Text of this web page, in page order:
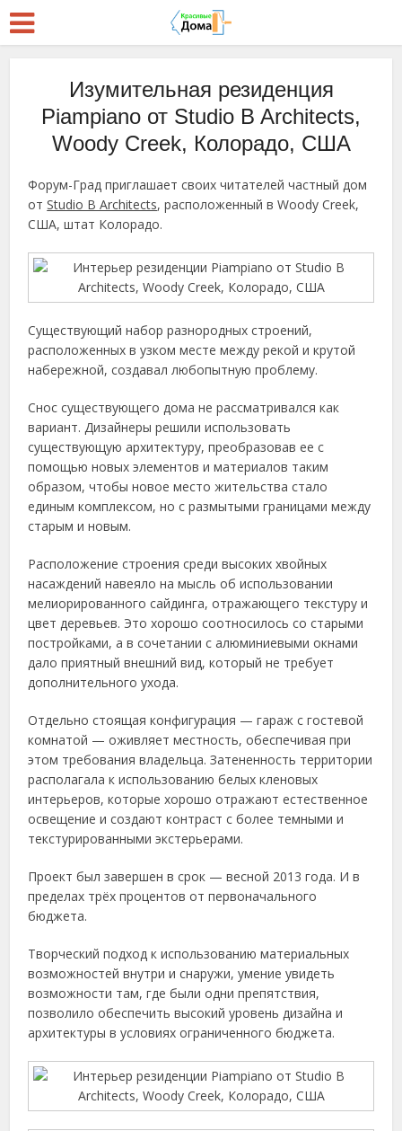
Изумительная резиденция
Piampiano от Studio B Architects,
Woody Creek, Колорадо, США
Форум-Град приглашает своих читателей частный дом
отStudio B Architects, расположенный в Woody Creek,
США, штат Колорадо.
Существующий набор разнородных строений,
расположенных в узком месте между рекой и крутой
набережной, создавал любопытную проблему.
Снос существующего дома не рассматривался как
вариант. Дизайнеры решили использовать
существующую архитектуру, преобразовав ее с
помощью новых элементов и материалов таким
образом, чтобы новое место жительства стало
единым комплексом, но с размытыми границами между
старым и новым.
Расположение строения среди высоких хвойных
насаждений навеяло на мысль об использовании
мелиорированного сайдинга, отражающего текстуру и
цвет деревьев. Это хорошо соотносилось со старыми
постройками, а в сочетании с алюминиевыми окнами
дало приятный внешний вид, который не требует
дополнительного ухода.
Отдельно стоящая конфигурация — гараж с гостевой
комнатой — оживляет местность, обеспечивая при
этом требования владельца. Затененность территории
располагала к использованию белых кленовых
интерьеров, которые хорошо отражают естественное
освещение и создают контраст с более темными и
текстурированными экстерьерами.
Проект был завершен в срок — весной 2013 года. И в
пределах трёх процентов от первоначального
бюджета.
Творческий подход к использованию материальных
возможностей внутри и снаружи, умение увидеть
возможности там, где были одни препятствия,
позволило обеспечить высокий уровень дизайна и
архитектуры в условиях ограниченного бюджета.